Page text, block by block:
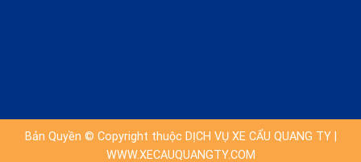
Bản Quyền © Copyright thuộc DỊCH VỤ XE CẨU QUANG TY |
WWW.XECAUQUANGTY.COM